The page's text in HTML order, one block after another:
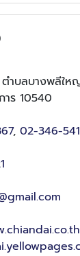
ำบลบางพลีให
าร 10540
, 02-346-